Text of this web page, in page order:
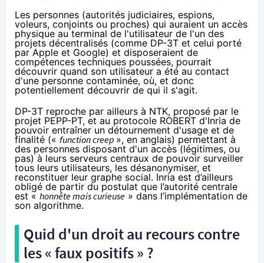
Les personnes (autorités judiciaires, espions,
voleurs, conjoints ou proches) qui auraient un accès
physique au terminal de l'utilisateur de l'un des
projets décentralisés (comme DP-3T et celui porté
par Apple et Google) et disposeraient de
compétences techniques poussées, pourrait
découvrir quand son utilisateur a été au contact
d'une personne contaminée, où, et donc
potentiellement découvrir de qui il s'agit.
DP-3T reproche par ailleurs à NTK, proposé par le
projet PEPP-PT, et au protocole ROBERT d'Inria de
pouvoir entraîner un détournement d'usage et de
finalité (« function creep », en anglais) permettant à
des personnes disposant d'un accès (légitimes, ou
pas) à leurs serveurs centraux de pouvoir surveiller
tous leurs utilisateurs, les désanonymiser, et
reconstituer leur graphe social. Inria est d’ailleurs
obligé de partir du postulat que l’autorité centrale
est « honnête mais curieuse » dans l’implémentation de
son algorithme.
Quid d'un droit au recours contre
les « faux positifs » ?